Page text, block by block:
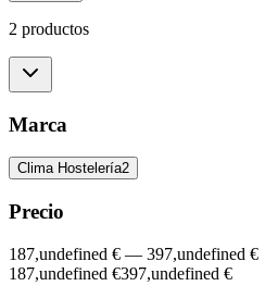
2 productos
Marca
Clima Hostelería2
Precio
187,undefined € — 397,undefined €
187,undefined €397,undefined €